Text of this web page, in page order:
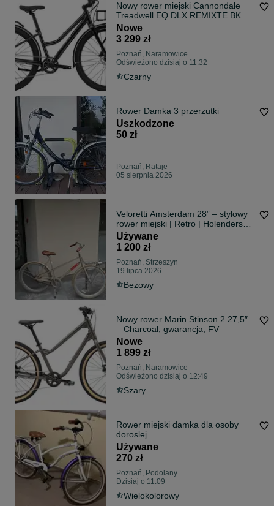
Nowy rower miejski Cannondale
Treadwell EQ DLX REMIXTE BKM,
gwar., FV
Nowe
3 299 zł
Poznań, Naramowice
Odświeżono dzisiaj o 11:32
Czarny
Rower Damka 3 przerzutki
Uszkodzone
50 zł
Poznań, Rataje
05 sierpnia 2026
Veloretti Amsterdam 28” – stylowy
rower miejski | Retro | Holenderski |
Aluminium
Używane
1 200 zł
Poznań, Strzeszyn
19 lipca 2026
Beżowy
Nowy rower Marin Stinson 2 27,5″
– Charcoal, gwarancja, FV
Nowe
1 899 zł
Poznań, Naramowice
Odświeżono dzisiaj o 12:49
Szary
Rower miejski damka dla osoby
doroslej
Używane
270 zł
Poznań, Podolany
Dzisiaj o 11:09
Wielokolorowy